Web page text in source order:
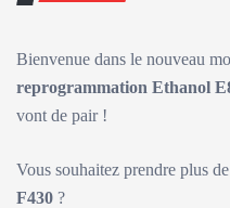
Bienvenue dans le nouveau
reprogrammation Ethanol
vont de pair !
Vous souhaitez prendre plus
F430 ?